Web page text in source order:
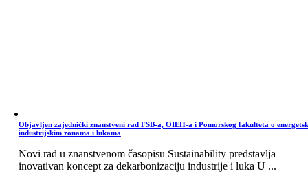
Objavljen zajednički znanstveni rad FSB-a, OIEH-a i Pomorskog fakulteta o
industrijskim zonama i lukama
Novi rad u znanstvenom časopisu Sustainability predstavlja
inovativan koncept za dekarbonizaciju industrije i luka U ...